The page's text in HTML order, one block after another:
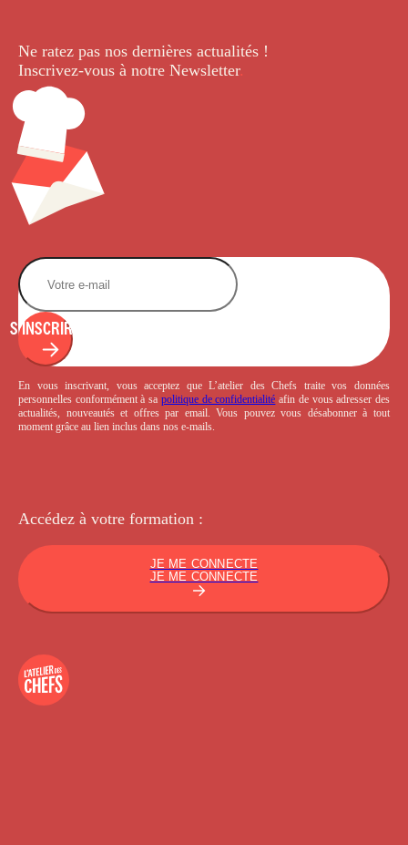
Ne ratez pas nos dernières actualités !
Inscrivez-vous à notre Newsletter.
S'INSCRIRE
En vous inscrivant, vous acceptez que L’atelier des Chefs traite vos données
personnelles conformément à sa politique de confidentialité afin de vous adresser des
actualités, nouveautés et offres par email. Vous pouvez vous désabonner à tout
moment grâce au lien inclus dans nos e-mails.
Accédez à votre formation :
JE ME CONNECTE
JE ME CONNECTE